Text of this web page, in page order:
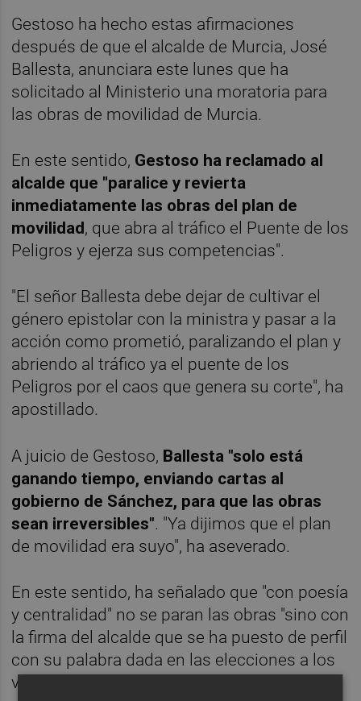
Gestoso ha hecho estas afirmaciones
después de que el alcalde de Murcia, José
Ballesta, anunciara este lunes que ha
solicitado al Ministerio una moratoria para
las obras de movilidad de Murcia.
En este sentido, Gestoso ha reclamado al
alcalde que "paralice y revierta
inmediatamente las obras del plan de
movilidad, que abra al tráfico el Puente de los
Peligros y ejerza sus competencias".
"El señor Ballesta debe dejar de cultivar el
género epistolar con la ministra y pasar a la
acción como prometió, paralizando el plan y
abriendo al tráfico ya el puente de los
Peligros por el caos que genera su corte", ha
apostillado.
A juicio de Gestoso, Ballesta "solo está
ganando tiempo, enviando cartas al
gobierno de Sánchez, para que las obras
sean irreversibles". "Ya dijimos que el plan
de movilidad era suyo", ha aseverado.
En este sentido, ha señalado que "con poesía
y centralidad" no se paran las obras "sino con
la firma del alcalde que se ha puesto de perfil
con su palabra dada en las elecciones a los
vecinos afectados por las obras".